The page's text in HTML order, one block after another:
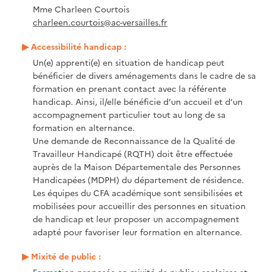
Mme Charleen Courtois
charleen.courtois@ac-versailles.fr
Accessibilité handicap :
Un(e) apprenti(e) en situation de handicap peut
bénéficier de divers aménagements dans le cadre de sa
formation en prenant contact avec la référente
handicap. Ainsi, il/elle bénéficie d’un accueil et d’un
accompagnement particulier tout au long de sa
formation en alternance.
Une demande de Reconnaissance de la Qualité de
Travailleur Handicapé (RQTH) doit être effectuée
auprès de la Maison Départementale des Personnes
Handicapées (MDPH) du département de résidence.
Les équipes du CFA académique sont sensibilisées et
mobilisées pour accueillir des personnes en situation
de handicap et leur proposer un accompagnement
adapté pour favoriser leur formation en alternance.
Mixité de public :